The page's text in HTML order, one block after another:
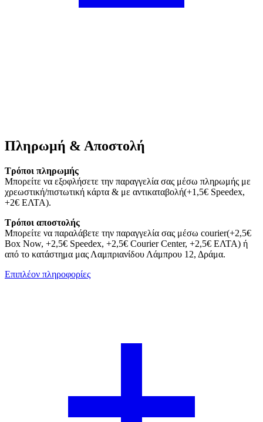
Πληρωμή & Αποστολή
Τρόποι πληρωμής
Μπορείτε να εξοφλήσετε την παραγγελία σας μέσω πληρωμής με
χρεωστική/πιστωτική κάρτα & με αντικαταβολή(+1,5€ Speedex,
+2€ ΕΛΤΑ).
Τρόποι αποστολής
Μπορείτε να παραλάβετε την παραγγελία σας μέσω courier(+2,5€
Box Now, +2,5€ Speedex, +2,5€ Courier Center, +2,5€ ΕΛΤΑ) ή
από το κατάστημα μας Λαμπριανίδου Λάμπρου 12, Δράμα.
Επιπλέον πληροφορίες